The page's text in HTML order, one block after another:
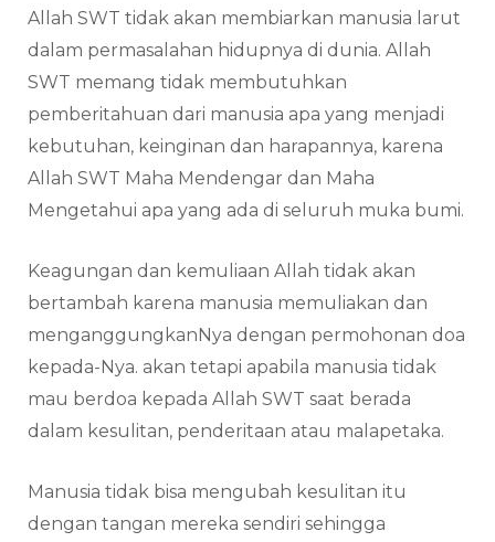
Allah SWT tidak akan membiarkan manusia larut
dalam permasalahan hidupnya di dunia. Allah
SWT memang tidak membutuhkan
pemberitahuan dari manusia apa yang menjadi
kebutuhan, keinginan dan harapannya, karena
Allah SWT Maha Mendengar dan Maha
Mengetahui apa yang ada di seluruh muka bumi.
Keagungan dan kemuliaan Allah tidak akan
bertambah karena manusia memuliakan dan
menganggungkanNya dengan permohonan doa
kepada-Nya. akan tetapi apabila manusia tidak
mau berdoa kepada Allah SWT saat berada
dalam kesulitan, penderitaan atau malapetaka.
Manusia tidak bisa mengubah kesulitan itu
dengan tangan mereka sendiri sehingga